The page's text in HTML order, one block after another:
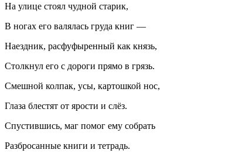
На улице стоял чудной старик,
В ногах его валялась груда книг —
Наездник, расфуфыренный как князь,
Столкнул его с дороги прямо в грязь.
Смешной колпак, усы, картошкой нос,
Глаза блестят от ярости и слёз.
Спустившись, маг помог ему собрать
Разбросанные книги и тетрадь.